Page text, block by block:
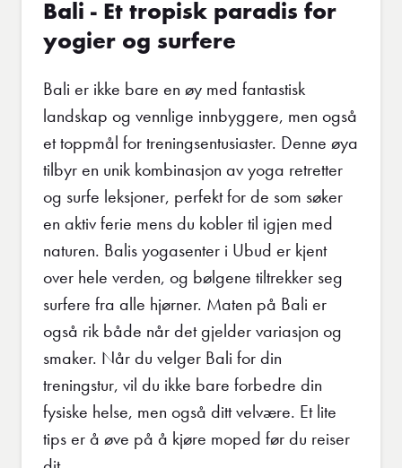
Bali - Et tropisk paradis for
yogier og surfere
Bali er ikke bare en øy med fantastisk
landskap og vennlige innbyggere, men også
et toppmål for treningsentusiaster. Denne øya
tilbyr en unik kombinasjon av yoga retretter
og surfe leksjoner, perfekt for de som søker
en aktiv ferie mens du kobler til igjen med
naturen. Balis yogasenter i Ubud er kjent
over hele verden, og bølgene tiltrekker seg
surfere fra alle hjørner. Maten på Bali er
også rik både når det gjelder variasjon og
smaker. Når du velger Bali for din
treningstur, vil du ikke bare forbedre din
fysiske helse, men også ditt velvære. Et lite
tips er å øve på å kjøre moped før du reiser